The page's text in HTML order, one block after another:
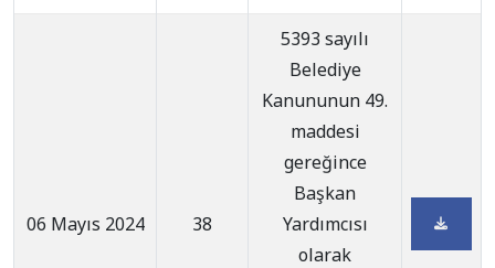
06 Mayıs 2024 38
5393 sayılı
Belediye
Kanununun 49.
maddesi
gereğince
Başkan
Yardımcısı
olarak